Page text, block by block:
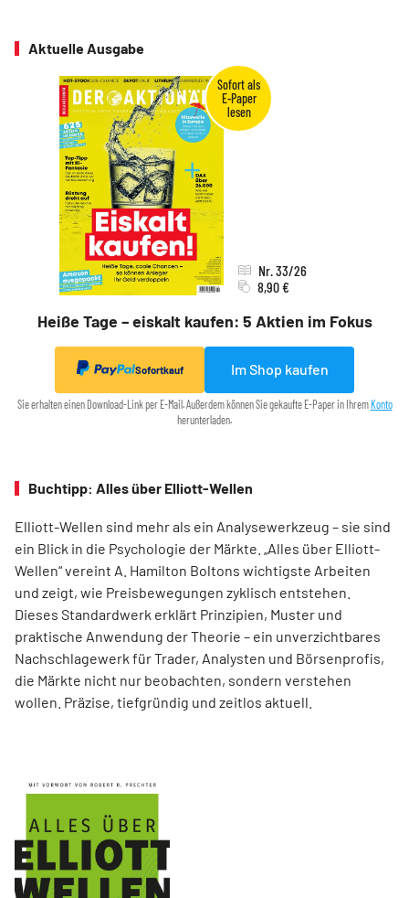
Aktuelle Ausgabe
Heiße Tage – eiskalt kaufen: 5 Aktien im Fokus
Nr. 33/26
8,90 €
Sofortkauf Im Shop kaufen
Sie erhalten einen Download-Link per E-Mail. Außerdem können Sie gekaufte E-Paper in IhremKonto
herunterladen.
Buchtipp: Alles über Elliott-Wellen
Elliott-Wellen sind mehr als ein Analysewerkzeug – sie sind
ein Blick in die Psychologie der Märkte. „Alles über Elliott-
Wellen“ vereint A. Hamilton Boltons wichtigste Arbeiten
und zeigt, wie Preisbewegungen zyklisch entstehen.
Dieses Standardwerk erklärt Prinzipien, Muster und
praktische Anwendung der Theorie – ein unverzichtbares
Nachschlagewerk für Trader, Analysten und Börsenprofis,
die Märkte nicht nur beobachten, sondern verstehen
wollen. Präzise, tiefgründig und zeitlos aktuell.